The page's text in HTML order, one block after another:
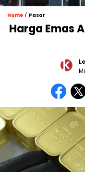
Home / Pasar
Harga Emas